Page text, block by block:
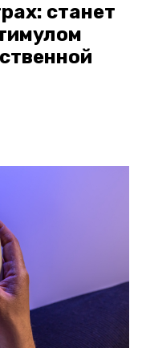
станет